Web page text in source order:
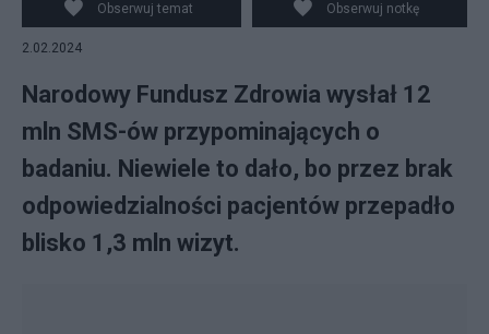
Obserwuj temat Obserwuj notkę
2.02.2024
Narodowy Fundusz Zdrowia wysłał 12
mln SMS-ów przypominających o
badaniu. Niewiele to dało, bo przez brak
odpowiedzialności pacjentów przepadło
blisko 1,3 mln wizyt.